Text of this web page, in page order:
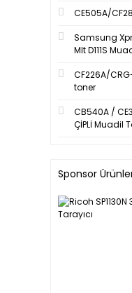
CE505A/
Samsung
Mlt D111S
CF226A/
toner
CB540A /
ÇİPLİ Muadil
Sponsor